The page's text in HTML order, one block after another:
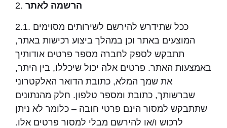
2. הרשמה לאתר
2.1. ככל שתידרש להירשם לשירותים מסוימים
המוצעים באתר וכן במהלך ביצוע רכישות באתר,
תתבקש לספק לחברה מספר פרטים אודותיך
באמצעות האתר. פרטים אלה יכול שיכללו, בין היתר,
את שמך המלא, כתובת הדואר האלקטרוני
שברשותך, כתובת ומספר טלפון. חלק מהנתונים
שתתבקש למסור הינם פרטי חובה – כלומר לא ניתן
לרכוש ו/או להירשם מבלי למסור פרטים אלו.